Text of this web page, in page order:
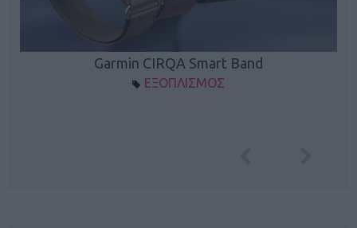
Garmin CIRQA Smart Band
ΕΞΟΠΛΙΣΜΟΣ